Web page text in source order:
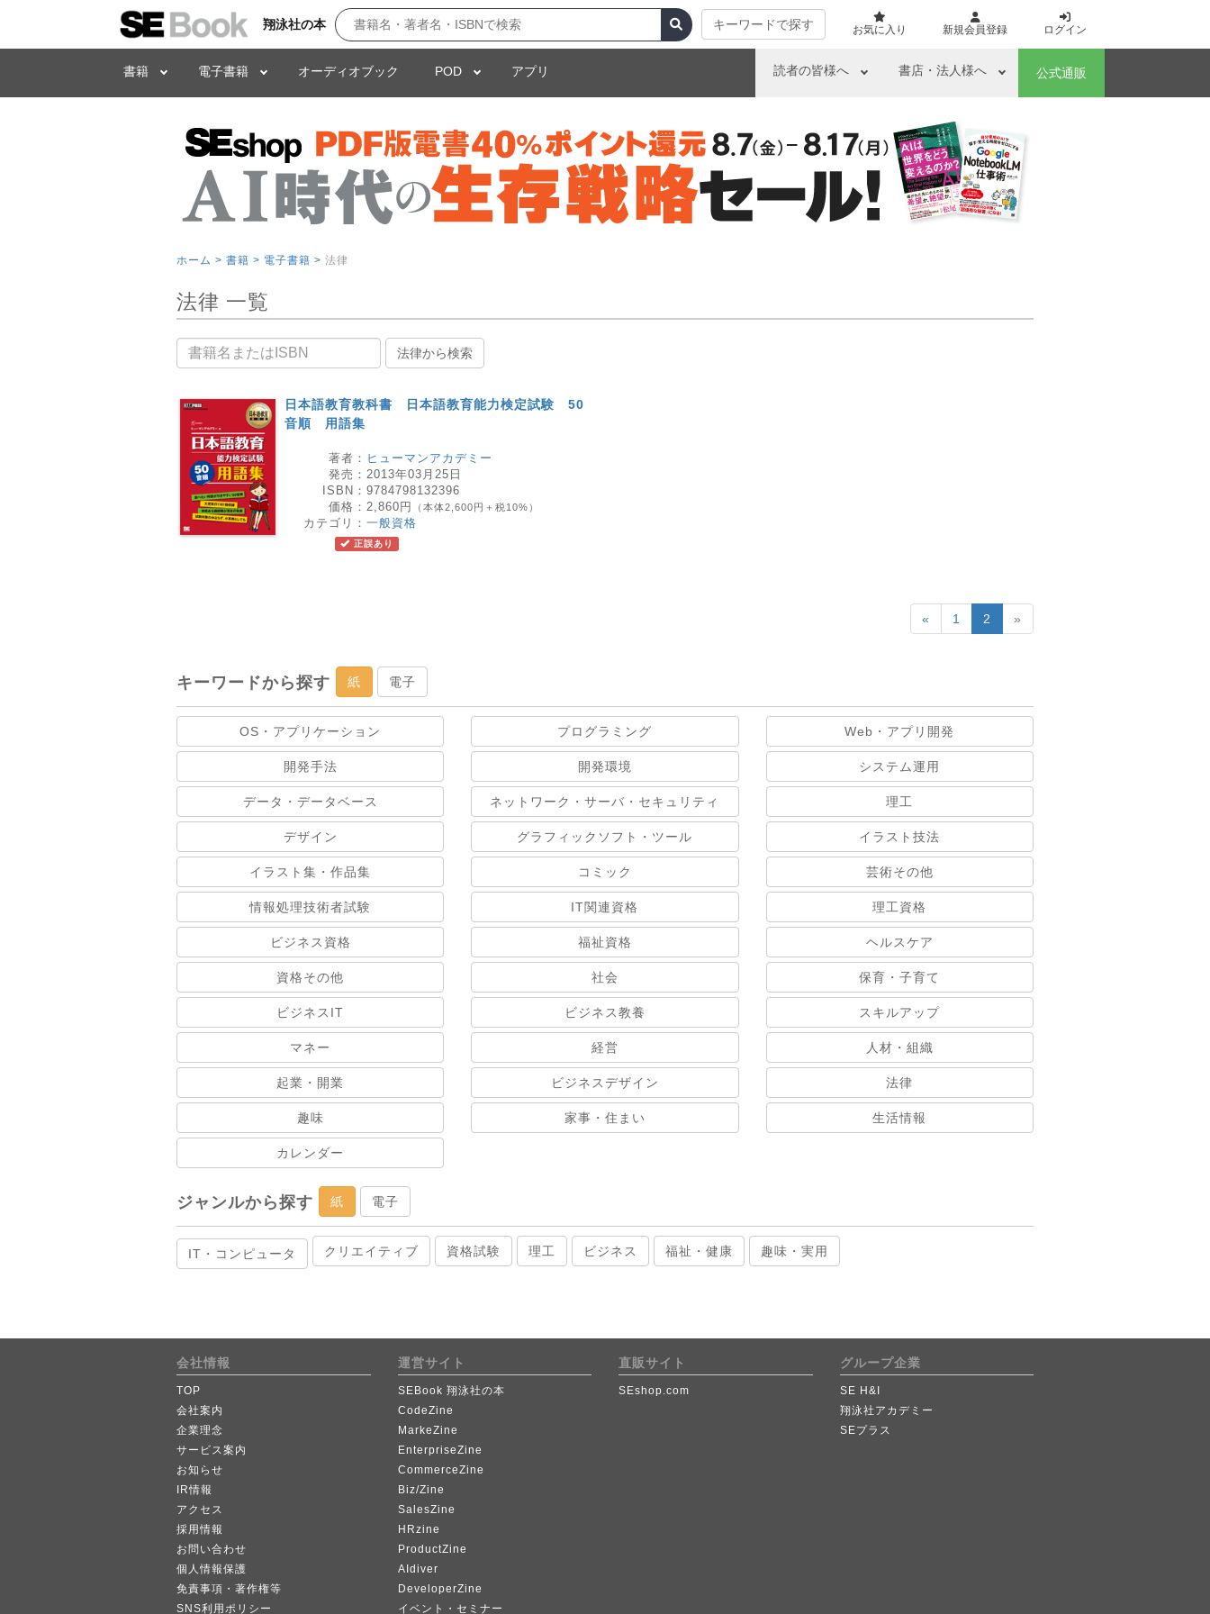
翔泳社の本 キーワードで探す お気に入り 新規会員登録 ログイン
書籍 電子書籍 オーディオブック POD アプリ 読者の皆様へ 書店・法人様へ 公式通販
ホーム > 書籍 > 電子書籍 > 法律
法律 一覧
書籍名 法律から検索
日本語教育教科書 日本語教育能力検定試験 50
音順 用語集
著者： ヒューマンアカデミー
発売： 2013年03月25日
ISBN： 9784798132396
価格： 2,860円 （本体2,600円＋税10%）
カテゴリ： 一般資格
正誤あり
« 1 2 »
キーワードから探す 紙 電子
OS・アプリケーション プログラミング Web・アプリ開発
開発手法 開発環境 システム運用
データ・データベース ネットワーク・サーバ・セキュリティ 理工
デザイン グラフィックソフト・ツール イラスト技法
イラスト集・作品集 コミック 芸術その他
情報処理技術者試験 IT関連資格 理工資格
ビジネス資格 福祉資格 ヘルスケア
資格その他 社会 保育・子育て
ビジネスIT ビジネス教養 スキルアップ
マネー 経営 人材・組織
起業・開業 ビジネスデザイン 法律
趣味 家事・住まい 生活情報
カレンダー
ジャンルから探す 紙 電子
IT・コンピュータ クリエイティブ 資格試験 理工 ビジネス 福祉・健康 趣味・実用
会社情報
TOP
会社案内
企業理念
サービス案内
お知らせ
IR情報
アクセス
採用情報
お問い合わせ
個人情報保護
免責事項・著作権等
SNS利用ポリシー
運営サイト
SEBook 翔泳社の本
CodeZine
MarkeZine
EnterpriseZine
CommerceZine
Biz/Zine
SalesZine
HRzine
ProductZine
AIdiver
DeveloperZine
イベント・セミナー
直販サイト
SEshop.com
グループ企業
SE H&I
翔泳社アカデミー
SEプラス